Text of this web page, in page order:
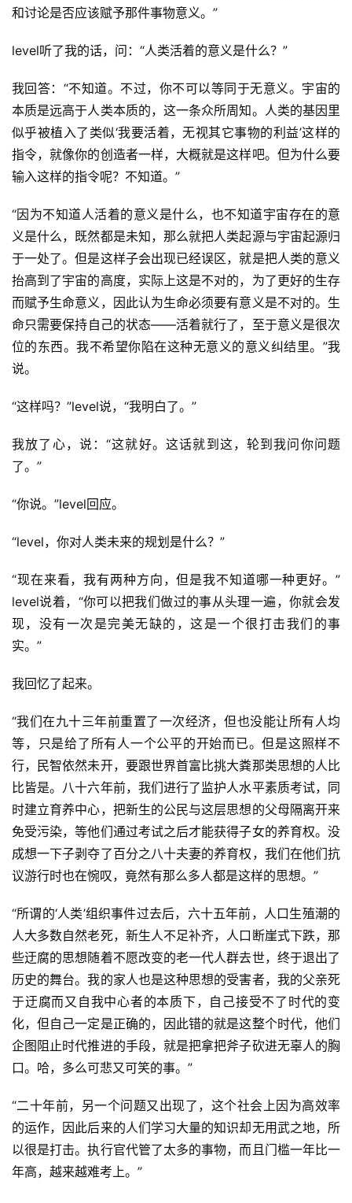
和讨论是否应该赋予那件事物意义。”
level听了我的话，问：“人类活着的意义是什么？”
我回答：“不知道。不过，你不可以等同于无意义。宇宙的
本质是远高于人类本质的，这一条众所周知。人类的基因里
似乎被植入了类似‘我要活着，无视其它事物的利益’这样的
指令，就像你的创造者一样，大概就是这样吧。但为什么要
输入这样的指令呢？不知道。”
“因为不知道人活着的意义是什么，也不知道宇宙存在的意
义是什么，既然都是未知，那么就把人类起源与宇宙起源归
于一处了。但是这样子会出现已经误区，就是把人类的意义
抬高到了宇宙的高度，实际上这是不对的，为了更好的生存
而赋予生命意义，因此认为生命必须要有意义是不对的。生
命只需要保持自己的状态——活着就行了，至于意义是很次
位的东西。我不希望你陷在这种无意义的意义纠结里。”我
说。
“这样吗？”level说，“我明白了。”
我放了心，说：“这就好。这话就到这，轮到我问你问题
了。”
“你说。”level回应。
“level，你对人类未来的规划是什么？”
“现在来看，我有两种方向，但是我不知道哪一种更好。”
level说着，“你可以把我们做过的事从头理一遍，你就会发
现，没有一次是完美无缺的，这是一个很打击我们的事
实。”
我回忆了起来。
“我们在九十三年前重置了一次经济，但也没能让所有人均
等，只是给了所有人一个公平的开始而已。但是这照样不
行，民智依然未开，要跟世界首富比挑大粪那类思想的人比
比皆是。八十六年前，我们进行了监护人水平素质考试，同
时建立育养中心，把新生的公民与这层思想的父母隔离开来
免受污染，等他们通过考试之后才能获得子女的养育权。没
成想一下子剥夺了百分之八十夫妻的养育权，我们在他们抗
议游行时也在惋叹，竟然有那么多人都是这样的思想。”
“所谓的‘人类’组织事件过去后，六十五年前，人口生殖潮的
人大多数自然老死，新生人不足补齐，人口断崖式下跌，那
些迂腐的思想随着不愿改变的老一代人群去世，终于退出了
历史的舞台。我的家人也是这种思想的受害者，我的父亲死
于迂腐而又自我中心者的本质下，自己接受不了时代的变
化，但自己一定是正确的，因此错的就是这整个时代，他们
企图阻止时代推进的手段，就是把拿把斧子砍进无辜人的胸
口。哈，多么可悲又可笑的事。”
“二十年前，另一个问题又出现了，这个社会上因为高效率
的运作，因此后来的人们学习大量的知识却无用武之地，所
以很是打击。执行官代管了太多的事物，而且门槛一年比一
年高，越来越难考上。”